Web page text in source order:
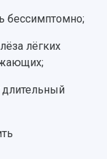
кампус
организации
бессимптомно;
лёгких
длительный